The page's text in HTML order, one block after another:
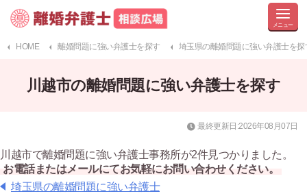
HOME 離婚問題に強い弁護士を探す 埼玉県の離婚問題に強い弁護士を探
川越市の離婚問題に強い弁護士を探す
最終更新日:2026年08月07日
川越市で離婚問題に強い弁護士事務所が2件見つかりました。
お電話またはメールにてお気軽にお問い合わせください。
埼玉県の離婚問題に強い弁護士